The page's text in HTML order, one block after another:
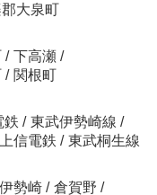
大泉町
/ 下高瀬 /
/ 関根町
鉄 / 東武伊勢崎線 /
上信電鉄 / 東武桐生線
勢崎 / 倉賀野 /